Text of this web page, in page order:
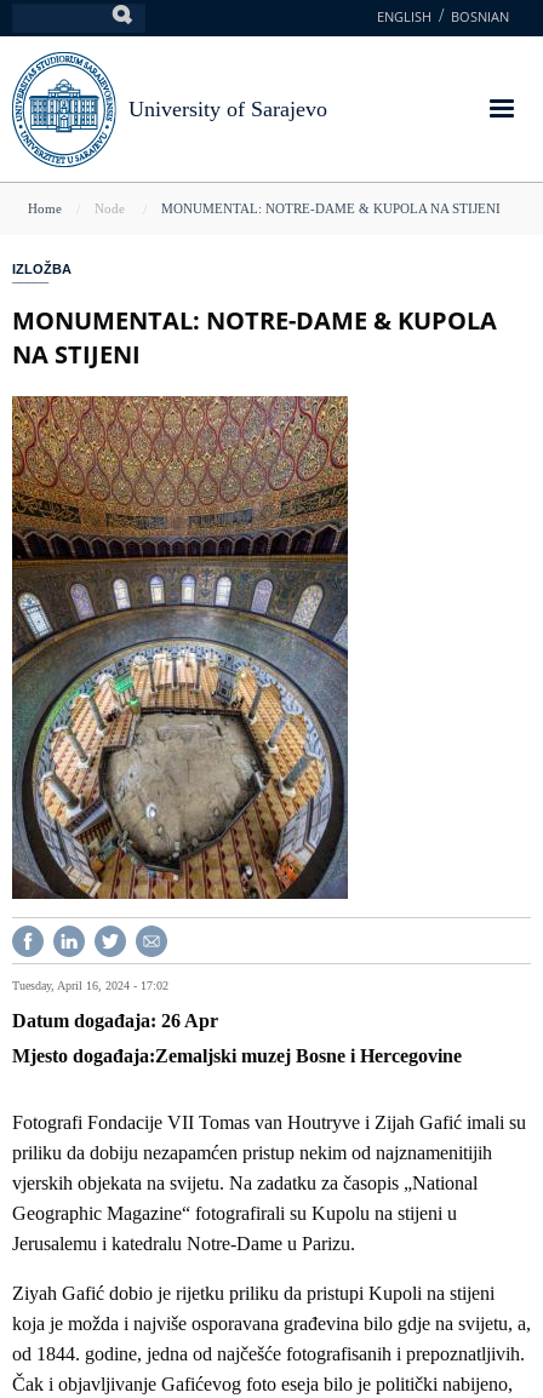
to
main
content
ENGLISH BOSNIAN
University of Sarajevo
You
here
Home Node MONUMENTAL: NOTRE-DAME & KUPOLA NA STIJENI
IZLOŽBA
MONUMENTAL: NOTRE-DAME & KUPOLA
NA STIJENI
Tuesday, April 16, 2024 - 17:02
Datum događaja 26 Apr
Mjesto događaja Zemaljski muzej Bosne i Hercegovine
Fotografi Fondacije VII Tomas van Houtryve i Zijah Gafić imali su
priliku da dobiju nezapamćen pristup nekim od najznamenitijih
vjerskih objekata na svijetu. Na zadatku za časopis „National
Geographic Magazine“ fotografirali su Kupolu na stijeni u
Jerusalemu i katedralu Notre-Dame u Parizu.
Ziyah Gafić dobio je rijetku priliku da pristupi Kupoli na stijeni
koja je možda i najviše osporavana građevina bilo gdje na svijetu, a,
od 1844. godine, jedna od najčešće fotografisanih i prepoznatljivih.
Čak i objavljivanje Gafićevog foto eseja bilo je politički nabijeno,